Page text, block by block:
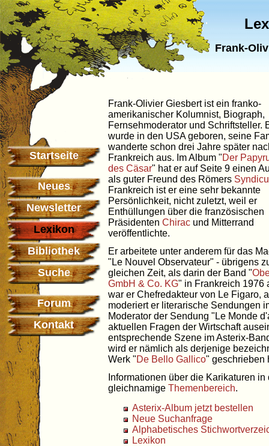
Frank-
Startseite
Neues
Newsletter
Lexikon
Bibliothek
Suche
Forum
Kontakt
Frank-Olivier Giesbert ist ein franko-
amerikanischer Kolumnist, Biograph,
Fernsehmoderator und Schriftsteller.
wurde in den USA geboren, seine
wanderte schon drei Jahre später
Frankreich aus. Im Album "Der
des Cäsar" hat er auf Seite 9 einen
als guter Freund des Römers
Frankreich ist er eine sehr bekannte
Persönlichkeit, nicht zuletzt, weil er
Enthüllungen über die französischen
Präsidenten Chirac und Mitterrand
veröffentlichte.
Er arbeitete unter anderem für das
"Le Nouvel Observateur" - übrigens
gleichen Zeit, als darin der Band "
GmbH & Co. KG" in Frankreich 1976
war er Chefredakteur von Le Figaro,
moderiert er literarische Sendungen
Moderator der Sendung "Le Monde
aktuellen Fragen der Wirtschaft
entsprechende Szene im Asterix-
wird er nämlich als derjenige
Werk "De Bello Gallico" geschrieben
Informationen über die Karikaturen
gleichnamige Themenbereich.
Asterix-Album jetzt bestellen
Neue Suchanfrage
Alphabetisches
Lexikon